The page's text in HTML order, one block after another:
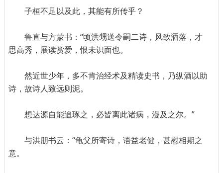
子桓不足以及此，其能有所传乎？
鲁直与方蒙书：“顷洪甥送令嗣二诗，风致洒落，才
思高秀，展读赏爱，恨未识面也。
然近世少年，多不肯治经术及精读史书，乃纵酒以助
诗，故诗人致远则泥。
想达源自能追琢之，必皆离此诸病，漫及之尔。”
与洪朋书云：“龟父所寄诗，语益老健，甚慰相期之
意。